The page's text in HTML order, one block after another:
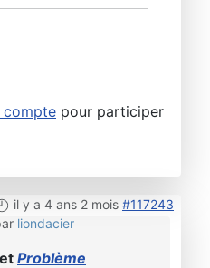
compte pour participer
il y a 4 ans 2 mois #117243
liondacier
Problème